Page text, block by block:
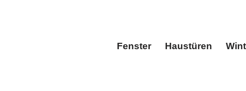
Fenster Haustüren